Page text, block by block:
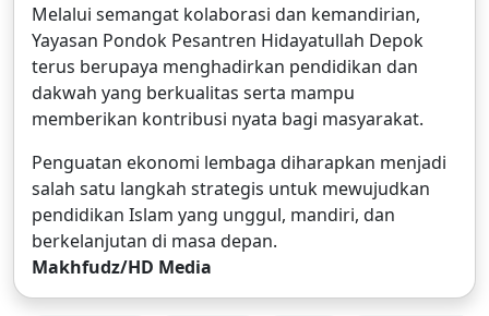
Melalui semangat kolaborasi dan kemandirian,
Yayasan Pondok Pesantren Hidayatullah Depok
terus berupaya menghadirkan pendidikan dan
dakwah yang berkualitas serta mampu
memberikan kontribusi nyata bagi masyarakat.
Penguatan ekonomi lembaga diharapkan menjadi
salah satu langkah strategis untuk mewujudkan
pendidikan Islam yang unggul, mandiri, dan
berkelanjutan di masa depan.
Makhfudz/HD Media